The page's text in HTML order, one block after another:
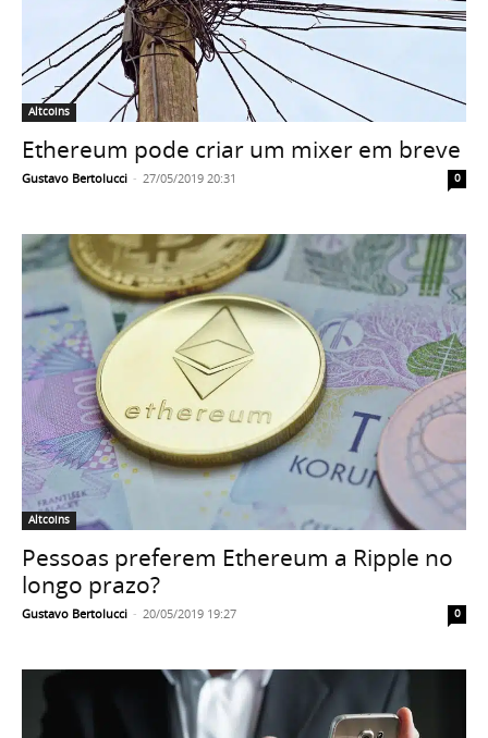
Altcoins
Ethereum pode criar um mixer em breve
Gustavo Bertolucci - 27/05/2019 20:31 0
Altcoins
Pessoas preferem Ethereum a Ripple no
longo prazo?
Gustavo Bertolucci - 20/05/2019 19:27 0